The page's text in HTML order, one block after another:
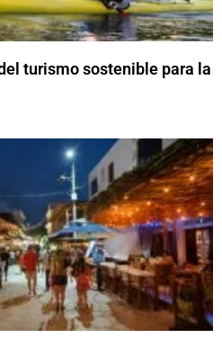
turismo sostenible para la